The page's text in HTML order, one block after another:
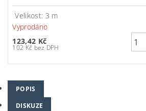
Velikost: 3 m
Vyprodáno
123,42 Kč
102 Kč bez DPH
POPIS
DISKUZE